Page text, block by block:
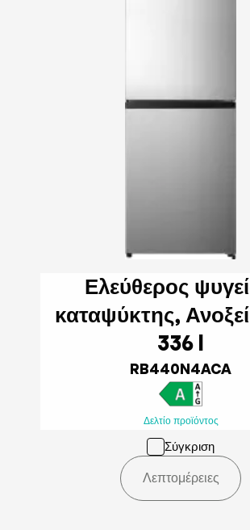
Ελεύθερος ψυγείο /
καταψύκτης, Ανοξείδωτο,
336 l
RB440N4ACA
Δελτίο προϊόντος
Σύγκριση
Λεπτομέρειες